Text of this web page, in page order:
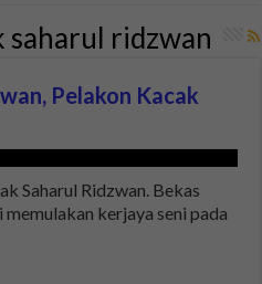
saharul ridzwan
Pelakon Kacak
Saharul Ridzwan. Bekas
kerjaya seni pada